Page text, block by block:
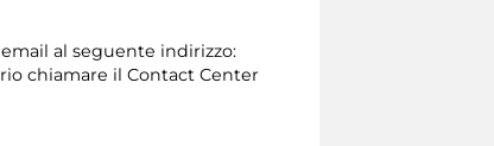
al seguente indirizzo:
chiamare il Contact Center